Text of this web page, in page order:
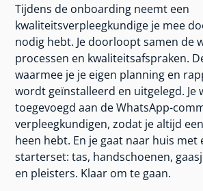
Tijdens de onboarding neemt een
kwaliteitsverpleegkundige je mee
nodig hebt. Je doorloopt samen de
processen en kwaliteitsafspraken.
waarmee je je eigen planning en
wordt geïnstalleerd en uitgelegd. Je
toegevoegd aan de WhatsApp-
verpleegkundigen, zodat je altijd
heen hebt. En je gaat naar huis met
starterset: tas, handschoenen,
en pleisters. Klaar om te gaan.